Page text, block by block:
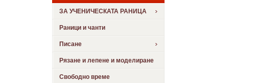
ЗА УЧЕНИЧЕСКАТА РАНИЦА
Раници и чанти
Писане
Рязане и лепене и моделиране
Свободно време